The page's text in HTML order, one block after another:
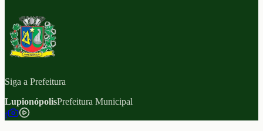
Siga a Prefeitura
LupionópolisPrefeitura Municipal
f